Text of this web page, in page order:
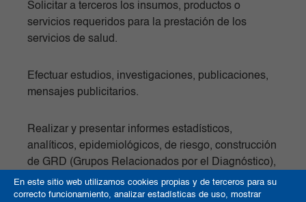
Solicitar a terceros los insumos, productos o
servicios requeridos para la prestación de los
servicios de salud.
Efectuar estudios, investigaciones, publicaciones,
mensajes publicitarios.
Realizar y presentar informes estadísticos,
analíticos, epidemiológicos, de riesgo, construcción
de GRD (Grupos Relacionados por el Diagnóstico),
entre otros, que permitan la optimización de los
servicios brindados en la Clínica.
En este sitio web utilizamos cookies propias y de terceros para su
correcto funcionamiento, analizar estadísticas de uso, mostrar